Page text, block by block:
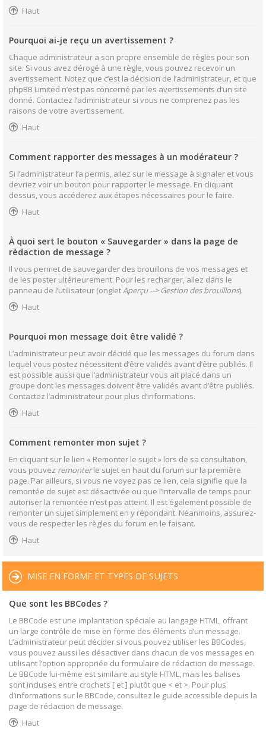
Haut
Pourquoi ai-je reçu un avertissement ?
Chaque administrateur a son propre ensemble de règles pour son
site. Si vous avez dérogé à une règle, vous pouvez recevoir un
avertissement. Notez que c’est la décision de l’administrateur, et que
phpBB Limited n’est pas concerné par les avertissements d’un site
donné. Contactez l’administrateur si vous ne comprenez pas les
raisons de votre avertissement.
Haut
Comment rapporter des messages à un modérateur ?
Si l’administrateur l’a permis, allez sur le message à signaler et vous
devriez voir un bouton pour rapporter le message. En cliquant
dessus, vous accéderez aux étapes nécessaires pour le faire.
Haut
À quoi sert le bouton « Sauvegarder » dans la page de
rédaction de message ?
Il vous permet de sauvegarder des brouillons de vos messages et
de les poster ultérieurement. Pour les recharger, allez dans le
panneau de l’utilisateur (ongletAperçu --> Gestion des brouillons).
Haut
Pourquoi mon message doit être validé ?
L’administrateur peut avoir décidé que les messages du forum dans
lequel vous postez nécessitent d’être validés avant d’être publiés. Il
est possible aussi que l’administrateur vous ait placé dans un
groupe dont les messages doivent être validés avant d’être publiés.
Contactez l’administrateur pour plus d’informations.
Haut
Comment remonter mon sujet ?
En cliquant sur le lien « Remonter le sujet » lors de sa consultation,
vous pouvez remonterle sujet en haut du forum sur la première
page. Par ailleurs, si vous ne voyez pas ce lien, cela signifie que la
remontée de sujet est désactivée ou que l’intervalle de temps pour
autoriser la remontée n’est pas atteint. Il est également possible de
remonter un sujet simplement en y répondant. Néanmoins, assurez-
vous de respecter les règles du forum en le faisant.
Haut
MISE EN FORME ET TYPES DE SUJETS
Que sont les BBCodes ?
Le BBCode est une implantation spéciale au langage HTML, offrant
un large contrôle de mise en forme des éléments d’un message.
L’administrateur peut décider si vous pouvez utiliser les BBCodes,
vous pouvez aussi les désactiver dans chacun de vos messages en
utilisant l’option appropriée du formulaire de rédaction de message.
Le BBCode lui-même est similaire au style HTML, mais les balises
sont incluses entre crochets [ et ] plutôt que < et >. Pour plus
d’informations sur le BBCode, consultez le guide accessible depuis la
page de rédaction de message.
Haut